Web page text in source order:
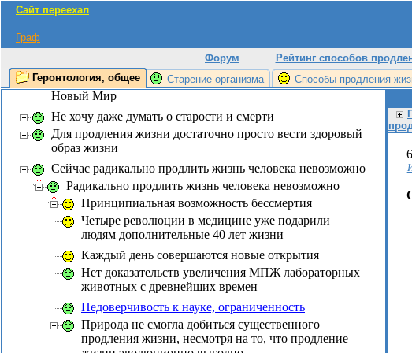
Сайт переехал
Граф
Форум
Рейтинг способов
Геронтология, общее
Старение организма Способы продления
увеличению стариков и больных
Не хватет воды и еды
Терапия омоложения будет доступна только для богатых
Тираны станут бессмертными - наступит Дивный
Новый Мир
Не хочу даже думать о старости и смерти
Для продления жизни достаточно просто вести здоровый
образ жизни
Сейчас радикально продлить жизнь человека невозможно
Радикально продлить жизнь человека невозможно
Принципиальная возможность бессмертия
Четыре революции в медицине уже подарили
людям дополнительные 40 лет жизни
Каждый день совершаются новые открытия
Нет доказательств увеличения МПЖ лабораторных
животных с древнейших времен
Недоверчивость к науке, ограниченность
Природа не смогла добиться существенного
продления жизни, несмотря на то, что продление